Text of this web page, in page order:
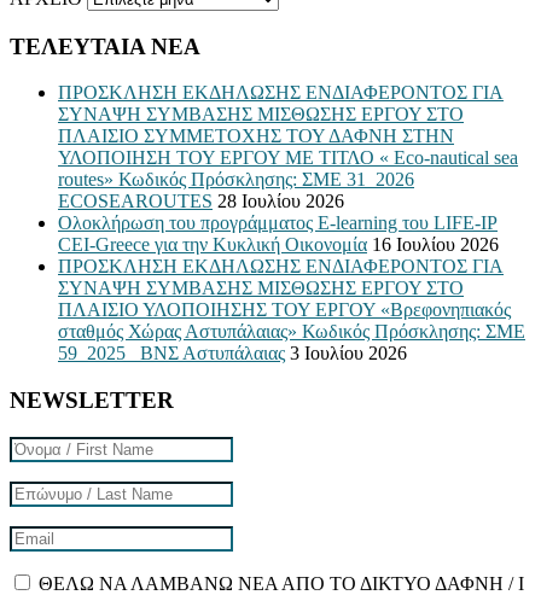
ΤΕΛΕΥΤΑΙΑ ΝΕΑ
ΠΡΟΣΚΛΗΣΗ ΕΚΔΗΛΩΣΗΣ ΕΝΔΙΑΦΕΡΟΝΤΟΣ ΓΙΑ
ΣΥΝΑΨΗ ΣΥΜΒΑΣΗΣ ΜΙΣΘΩΣΗΣ ΕΡΓΟΥ ΣΤΟ
ΠΛΑΙΣΙΟ ΣΥΜΜΕΤΟΧΗΣ ΤΟΥ ΔΑΦΝΗ ΣΤΗΝ
ΥΛΟΠΟΙΗΣΗ ΤΟΥ ΕΡΓΟΥ ΜΕ ΤΙΤΛΟ « Eco-nautical sea
routes» Κωδικός Πρόσκλησης: ΣΜΕ 31_2026
ECOSEAROUTES 28 Ιουλίου 2026
Ολοκλήρωση του προγράμματος E-learning του LIFE-IP
CEI-Greece για την Κυκλική Οικονομία 16 Ιουλίου 2026
ΠΡΟΣΚΛΗΣΗ ΕΚΔΗΛΩΣΗΣ ΕΝΔΙΑΦΕΡΟΝΤΟΣ ΓΙΑ
ΣΥΝΑΨΗ ΣΥΜΒΑΣΗΣ ΜΙΣΘΩΣΗΣ ΕΡΓΟΥ ΣΤΟ
ΠΛΑΙΣΙΟ ΥΛΟΠΟΙΗΣΗΣ ΤΟΥ ΕΡΓΟΥ «Βρεφονηπιακός
σταθμός Χώρας Αστυπάλαιας» Κωδικός Πρόσκλησης: ΣΜΕ
59_2025_ ΒΝΣ Αστυπάλαιας 3 Ιουλίου 2026
NEWSLETTER
ΘΕΛΩ ΝΑ ΛΑΜΒΑΝΩ ΝΕΑ ΑΠΟ ΤΟ ΔΙΚΤΥΟ ΔΑΦΝΗ / I